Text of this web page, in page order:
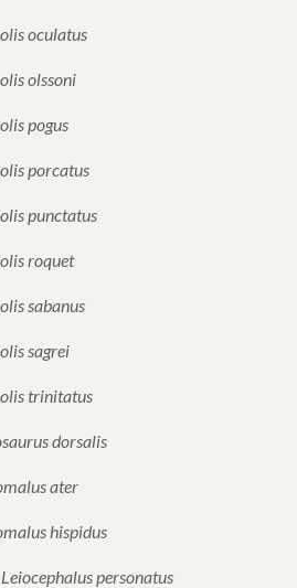
oculatus
olssoni
pogus
porcatus
punctatus
roquet
sabanus
sagrei
trinitatus
dorsalis
ater
hispidus
Leiocephalus personatus